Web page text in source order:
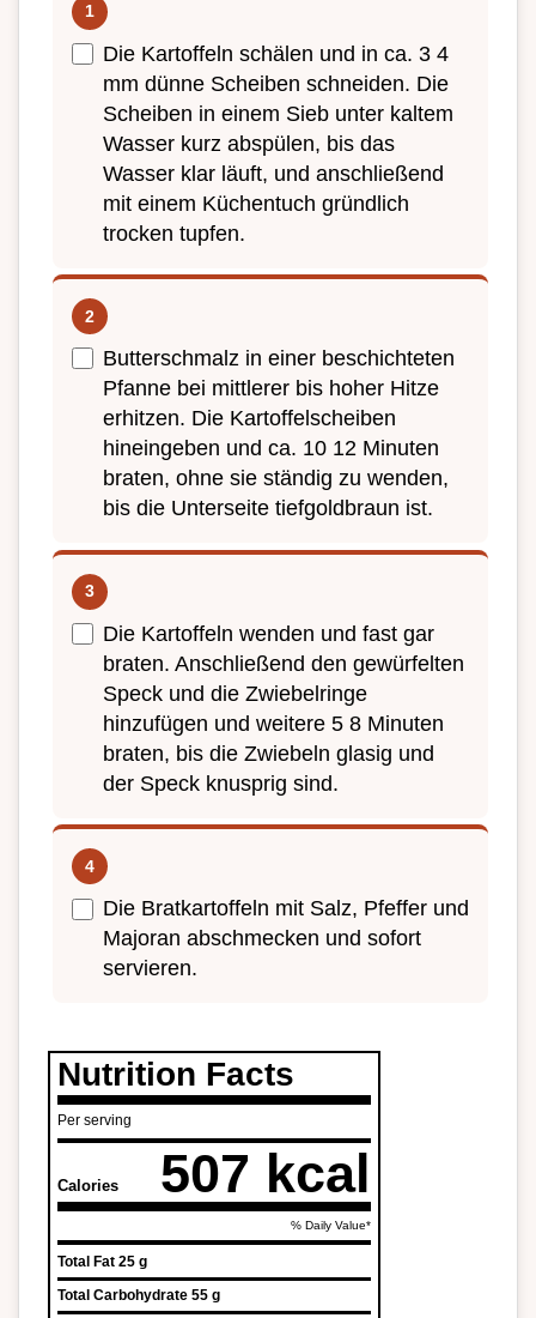
Die Kartoffeln schälen und in ca. 3 4
mm dünne Scheiben schneiden. Die
Scheiben in einem Sieb unter kaltem
Wasser kurz abspülen, bis das
Wasser klar läuft, und anschließend
mit einem Küchentuch gründlich
trocken tupfen.
Butterschmalz in einer beschichteten
Pfanne bei mittlerer bis hoher Hitze
erhitzen. Die Kartoffelscheiben
hineingeben und ca. 10 12 Minuten
braten, ohne sie ständig zu wenden,
bis die Unterseite tiefgoldbraun ist.
Die Kartoffeln wenden und fast gar
braten. Anschließend den gewürfelten
Speck und die Zwiebelringe
hinzufügen und weitere 5 8 Minuten
braten, bis die Zwiebeln glasig und
der Speck knusprig sind.
Die Bratkartoffeln mit Salz, Pfeffer und
Majoran abschmecken und sofort
servieren.
Nutrition Facts
Per serving
Calories 507 kcal
% Daily Value*
Total Fat 25 g
Total Carbohydrate 55 g